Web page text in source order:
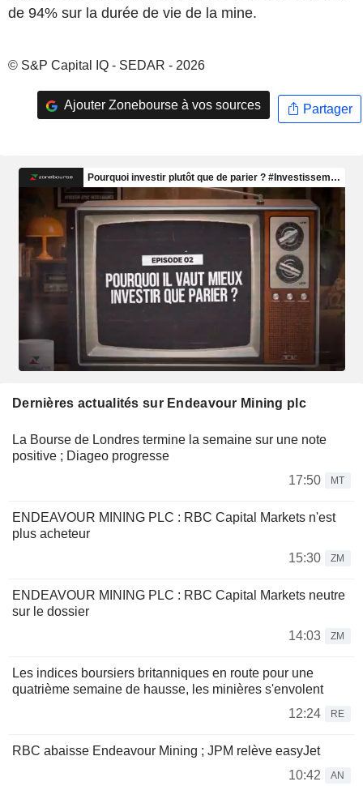
de 94% sur la durée de vie de la mine.
© S&P Capital IQ - SEDAR - 2026
Ajouter Zonebourse à vos sources Partager
Dernières actualités sur Endeavour Mining plc
La Bourse de Londres termine la semaine sur une note
positive ; Diageo progresse
17:50
MT
ENDEAVOUR MINING PLC : RBC Capital Markets n'est
plus acheteur
15:30
ZM
ENDEAVOUR MINING PLC : RBC Capital Markets neutre
sur le dossier
14:03
ZM
Les indices boursiers britanniques en route pour une
quatrième semaine de hausse, les minières s'envolent
12:24
RE
RBC abaisse Endeavour Mining ; JPM relève easyJet
10:42
AN